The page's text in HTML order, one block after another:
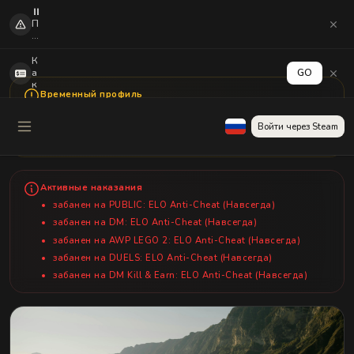
Войти через Steam
Временный профиль
зарегистрирован на сайте. Некоторые функции могут быть
Активные наказания
забанен на PUBLIC: ELO Anti-Cheat (Навсегда)
забанен на DM: ELO Anti-Cheat (Навсегда)
забанен на AWP LEGO 2: ELO Anti-Cheat (Навсегда)
забанен на DUELS: ELO Anti-Cheat (Навсегда)
забанен на DM Kill & Earn: ELO Anti-Cheat (Навсегда)
⏸️
П
о
л
е
о
б
е
я
п
л
К
а
к
а
и
р
о
в
д
е
GO